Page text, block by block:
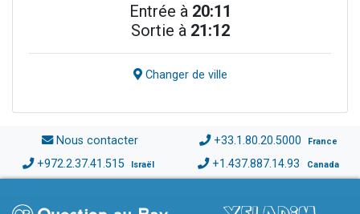
Entrée à 20:11
Sortie à 21:12
Changer de ville
Nous contacter +33.1.80.20.5000 France
+972.2.37.41.515 Israël +1.437.887.14.93 Canada